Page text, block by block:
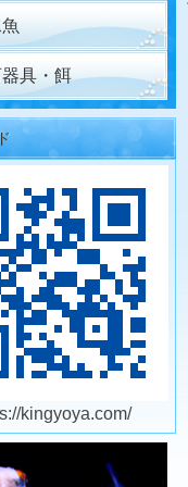
具・餌
kingyoya.com/